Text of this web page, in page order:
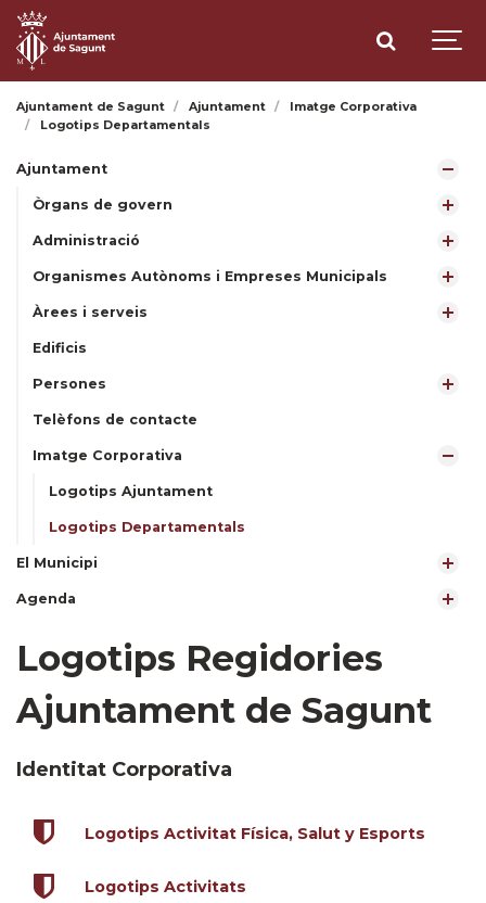
Ajuntament de Sagunt Ajuntament
Imatge Corporativa
Logotips Departamentals
Ajuntament
Òrgans de govern
Administració
Organismes Autònoms i Empreses Municipals
Àrees i serveis
Edificis
Persones
Telèfons de contacte
Imatge Corporativa
Logotips Ajuntament
Logotips Departamentals
El Municipi
Agenda
Logotips Regidories
Ajuntament de Sagunt
Identitat Corporativa
Logotips Activitat Física, Salut y Esports
Logotips Activitats